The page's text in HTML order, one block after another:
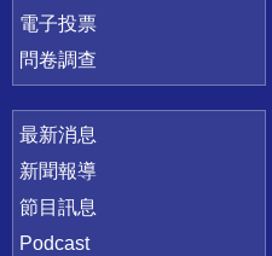
電子投票
問卷調查
最新消息
新聞報導
節目訊息
Podcast